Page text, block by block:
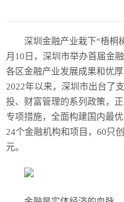
深圳金融产业栽下“梧桐
月10日，深圳市举办首届金
各区金融产业发展成果和优
2022年以来，深圳市出台了
投、财富管理的系列政策，
专项措施，全面构建国内最
24个金融机构和项目，60只
元。